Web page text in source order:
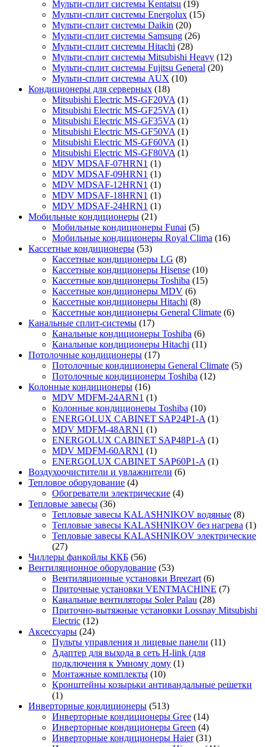
Мульти-сплит системы Kentatsu (19)
Мульти-сплит системы Energolux (15)
Мульти-сплит системы Daikin (20)
Мульти-сплит системы Samsung (26)
Мульти-сплит системы Hitachi (28)
Мульти-сплит системы Mitsubishi Heavy (12)
Мульти-сплит системы Fujitsu General (20)
Мульти-сплит системы AUX (10)
Кондиционеры для серверных (18)
Mitsubishi Electric MS-GF20VA (1)
Mitsubishi Electric MS-GF25VA (1)
Mitsubishi Electric MS-GF35VA (1)
Mitsubishi Electric MS-GF50VA (1)
Mitsubishi Electric MS-GF60VA (1)
Mitsubishi Electric MS-GF80VA (1)
MDV MDSAF-07HRN1 (1)
MDV MDSAF-09HRN1 (1)
MDV MDSAF-12HRN1 (1)
MDV MDSAF-18HRN1 (1)
MDV MDSAF-24HRN1 (1)
Мобильные кондиционеры (21)
Мобильные кондиционеры Funai (5)
Мобильные кондиционеры Royal Clima (16)
Кассетные кондиционеры (53)
Кассетные кондиционеры LG (8)
Кассетные кондиционеры Hisense (10)
Кассетные кондиционеры Toshiba (15)
Кассетные кондиционеры MDV (6)
Кассетные кондиционеры Hitachi (8)
Кассетные кондиционеры General Climate (6)
Канальные сплит-системы (17)
Канальные кондиционеры Toshiba (6)
Канальные кондиционеры Hitachi (11)
Потолочные кондиционеры (17)
Потолочные кондиционеры General Climate (5)
Потолочные кондиционеры Toshiba (12)
Колонные кондиционеры (16)
MDV MDFM-24ARN1 (1)
Колонные кондиционеры Toshiba (10)
ENERGOLUX CABINET SAP24P1-A (1)
MDV MDFM-48ARN1 (1)
ENERGOLUX CABINET SAP48P1-A (1)
MDV MDFM-60ARN1 (1)
ENERGOLUX CABINET SAP60P1-A (1)
Воздухоочистители и увлажнители (6)
Тепловое оборудование (4)
Обогреватели электрические (4)
Тепловые завесы (36)
Тепловые завесы KALASHNIKOV водяные (8)
Тепловые завесы KALASHNIKOV без нагрева (1)
Тепловые завесы KALASHNIKOV электрические
(27)
Чиллеры фанкойлы ККБ (56)
Вентиляционное оборудование (53)
Вентиляционные установки Breezart (6)
Приточные установки VENTMACHINE (7)
Канальные вентиляторы Soler Palau (28)
Приточно-вытяжные установки Lossnay Mitsubishi
Electric (12)
Аксессуары (24)
Пульты управления и лицевые панели (11)
Адаптер для выхода в сеть H-link (для
подключения к Умному дому (1)
Монтажные комплекты (10)
Кронштейны козырьки антивандальные решетки
(1)
Инверторные кондиционеры (513)
Инверторные кондиционеры Gree (14)
Инверторные кондиционеры Green (4)
Инверторные кондиционеры Haier (31)